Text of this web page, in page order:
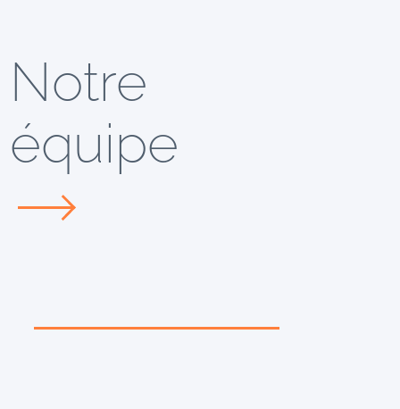
Notre
équipe